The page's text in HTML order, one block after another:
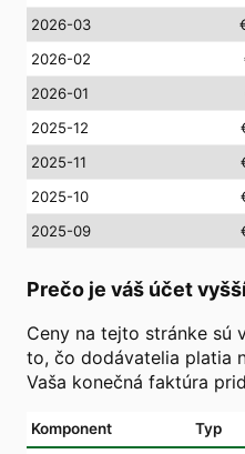
2026-03
2026-02
2026-01
2025-12
2025-11
2025-10
2025-09
Prečo je váš účet
Ceny na tejto stránke
to, čo dodávatelia platia
Vaša konečná faktúra
Komponent Typ